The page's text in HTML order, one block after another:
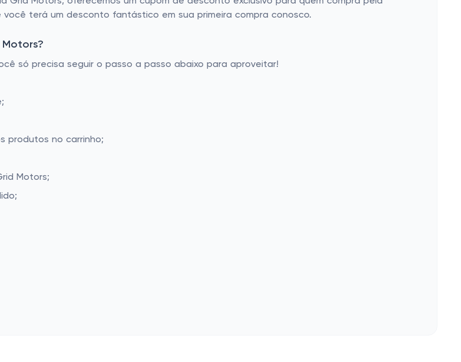
terá um desconto fantástico em sua primeira compra conosco.
só precisa seguir o passo a passo abaixo para aproveitar!
produtos no carrinho;
Motors;